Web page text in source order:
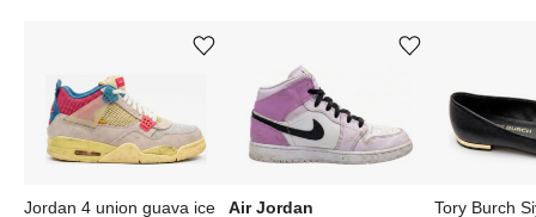
Jordan 4 union guava ice
Ürünü istek listesine ekle veya listeden çıkar
Air Jordan
Ürünü istek listesine ekle veya listeden çıkar
Tory Burch